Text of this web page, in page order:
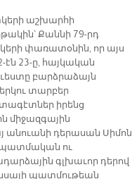
աշխարհի
Քաննի 79-րդ
փառատօնին, որ այս
23-ը, հայկական
բարձրաձայն
տարբեր
իրենց
միջազգային
անուանի դերասան Սիմոն
պատմական ու
գլխաւոր դերով
պատմութեան